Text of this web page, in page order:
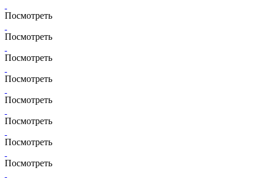
Посмотреть
Посмотреть
Посмотреть
Посмотреть
Посмотреть
Посмотреть
Посмотреть
Посмотреть